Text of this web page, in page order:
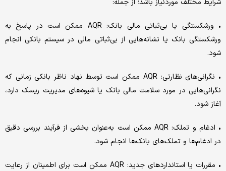
شرایط مختلف موردنیاز باشد؛ از جمله:
• ورشکستگی یا بی‌ثباتی مالی بانک: AQR ممکن است در پاسخ به
ورشکستگی بانک یا نشانه‌هایی از بی‌ثباتی مالی در سیستم بانکی انجام
شود.
• نگرانی‌های نظارتی: AQR ممکن است توسط نهاد ناظر بانکی زمانی که
نگرانی‌هایی در مورد سلامت مالی بانک یا شیوه‌های مدیریت ریسک دارد،
آغاز شود.
• ادغام و تملک: AQR ممکن است به‌عنوان بخشی از فرآیند بررسی دقیق
در ادغام‌ها و تملک‌های بانک‌ها انجام شود.
• مقررات یا استانداردهای جدید: AQR ممکن است برای اطمینان از رعایت